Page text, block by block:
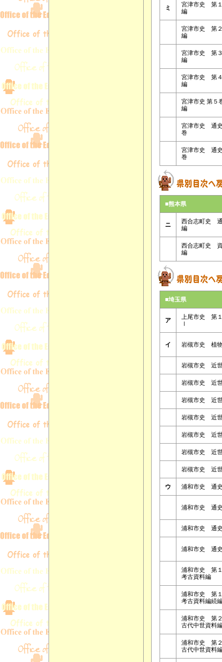
ミ
宮津市史 第
編
宮津市史 第
編
宮津市史 第
編
宮津市史 第
編
宮津市史 第５
編
宮津市史 通
巻
宮津市史 通
巻
■熊本県
ニ
西合志町史
編
西合志町史
編
■埼玉県
ア
上尾市史 第
Ⅰ
イ 岩槻市史 植
岩槻市史 近
岩槻市史 近
岩槻市史 近
岩槻市史 近
岩槻市史 近
岩槻市史 近
岩槻市史 近
ウ 浦和市史 通
浦和市史 通
浦和市史 通
浦和市史 通
浦和市史 第
考古資料編
浦和市史 第
考古資料編続
浦和市史 第
古代中世資料
浦和市史 第
古代中世資料